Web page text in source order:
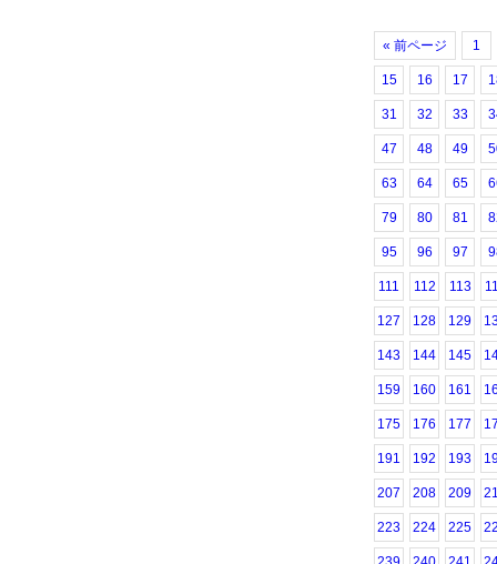
« 前ページ 1
15 16 17
31 32 33
47 48 49
63 64 65
79 80 81
95 96 97
111 112 113
127 128 129
143 144 145
159 160 161
175 176 177
191 192 193
207 208 209
223 224 225